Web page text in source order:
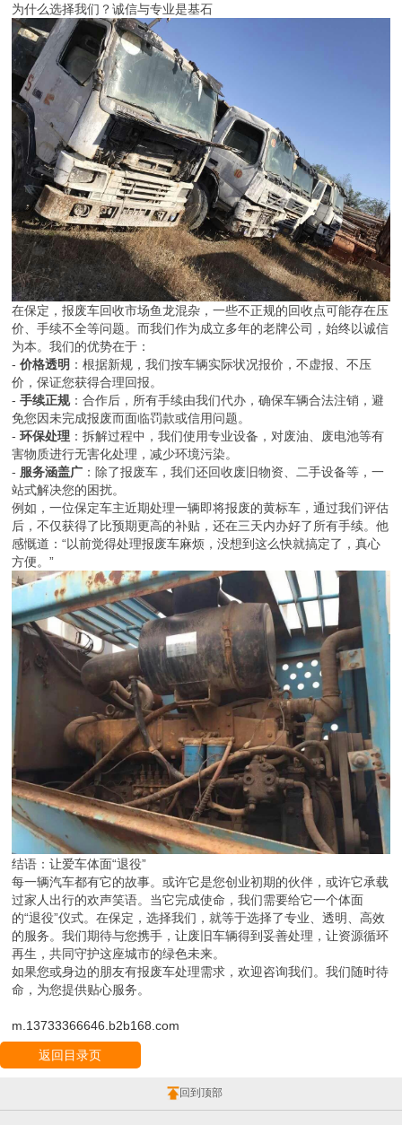
为什么选择我们？诚信与专业是基石
在保定，报废车回收市场鱼龙混杂，一些不正规的回收点可能存在压
价、手续不全等问题。而我们作为成立多年的老牌公司，始终以诚信
为本。我们的优势在于：
-价格透明 ：根据新规，我们按车辆实际状况报价，不虚报、不压
价，保证您获得合理回报。
-手续正规：合作后，所有手续由我们代办，确保车辆合法注销，避
免您因未完成报废而面临罚款或信用问题。
-环保处理 ：拆解过程中，我们使用专业设备，对废油、废电池等有
害物质进行无害化处理，减少环境污染。
- 服务涵盖广 ：除了报废车，我们还回收废旧物资、二手设备等，一
站式解决您的困扰。
例如，一位保定车主近期处理一辆即将报废的黄标车，通过我们评估
后，不仅获得了比预期更高的补贴，还在三天内办好了所有手续。他
感慨道：“以前觉得处理报废车麻烦，没想到这么快就搞定了，真心
方便。”
结语：让爱车体面“退役”
每一辆汽车都有它的故事。或许它是您创业初期的伙伴，或许它承载
过家人出行的欢声笑语。当它完成使命，我们需要给它一个体面
的“退役”仪式。在保定，选择我们，就等于选择了专业、透明、高效
的服务。我们期待与您携手，让废旧车辆得到妥善处理，让资源循环
再生，共同守护这座城市的绿色未来。
如果您或身边的朋友有报废车处理需求，欢迎咨询我们。我们随时待
命，为您提供贴心服务。
m.13733366646.b2b168.com
返回目录页
回到顶部